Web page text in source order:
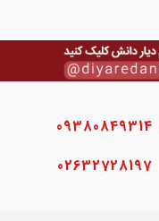
09380849314
02632728197